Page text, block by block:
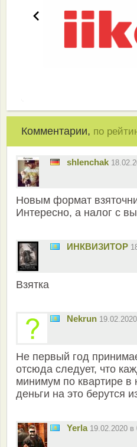
Комментарии, по
shlenchak
Новым формат
Интересно, а налог с
ИНКВИЗИТОР
Взятка
Nekrun
Не первый год
отсюда следует, что
минимум по квартире в
деньги на это берутся
Yerla 19.02.2020